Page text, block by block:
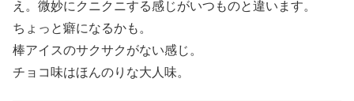
え。微妙にクニクニする感じがいつものと違います。
ちょっと癖になるかも。
棒アイスのサクサクがない感じ。
チョコ味はほんのりな大人味。